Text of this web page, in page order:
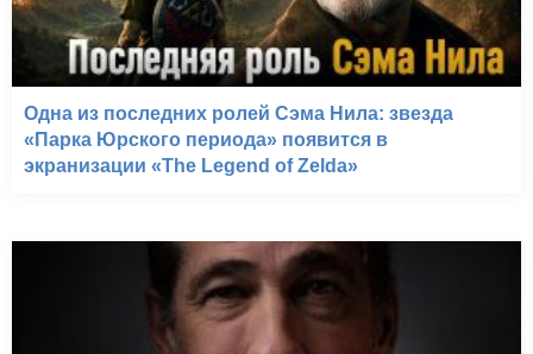
Одна из последних ролей Сэма Нила: звезда
«Парка Юрского периода» появится в
экранизации «The Legend of Zelda»